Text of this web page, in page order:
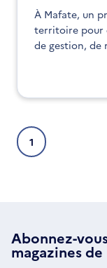
À Mafate, un
territoire pour
de gestion, de
Pagination
Page
courante
1
Abonnez-
magazines de